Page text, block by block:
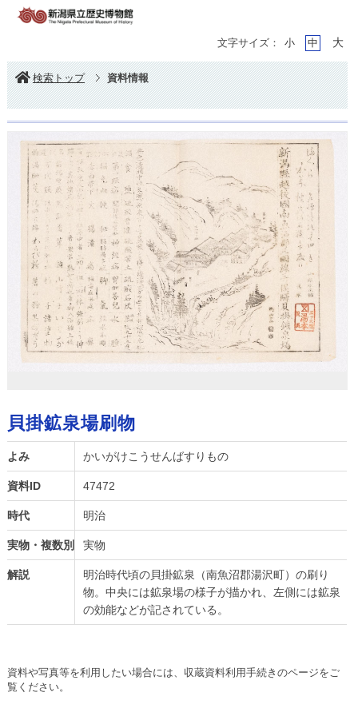
文字サイズ： 小 中 大
検索トップ 資料情報
貝掛鉱泉場刷物
よみ かいがけこうせんばすりもの
資料ID 47472
時代 明治
実物・複数別 実物
解説
明治時代頃の貝掛鉱泉（南魚沼郡湯沢町）の刷り
物。中央には鉱泉場の様子が描かれ、左側には鉱泉
の効能などが記されている。
資料や写真等を利用したい場合には、収蔵資料利用手続きのページをご
覧ください。